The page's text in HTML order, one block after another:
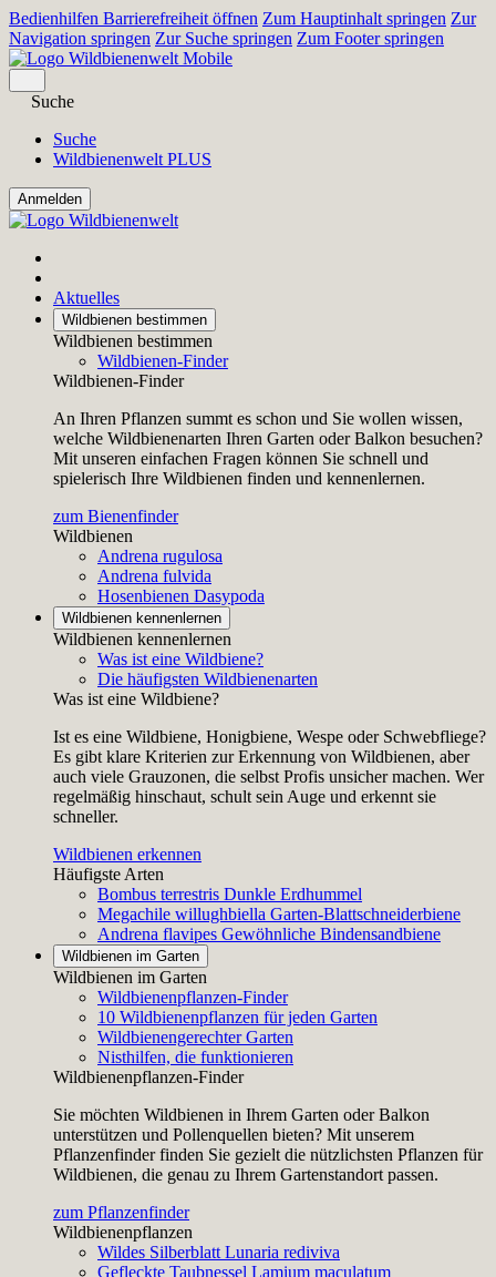
Bedienhilfen Barrierefreiheit öffnen Zum Hauptinhalt springen Zur
Navigation springen Zur Suche springen Zum Footer springen
Suche
Suche
Wildbienenwelt PLUS
Aktuelles
Wildbienen bestimmen
Wildbienen bestimmen
Wildbienen-Finder
Wildbienen-Finder
An Ihren Pflanzen summt es schon und Sie wollen wissen,
welche Wildbienenarten Ihren Garten oder Balkon besuchen?
Mit unseren einfachen Fragen können Sie schnell und
spielerisch Ihre Wildbienen finden und kennenlernen.
zum Bienenfinder
Wildbienen
Andrena rugulosa
Andrena fulvida
Hosenbienen Dasypoda
Wildbienen kennenlernen
Wildbienen kennenlernen
Was ist eine Wildbiene?
Die häufigsten Wildbienenarten
Was ist eine Wildbiene?
Ist es eine Wildbiene, Honigbiene, Wespe oder Schwebfliege?
Es gibt klare Kriterien zur Erkennung von Wildbienen, aber
auch viele Grauzonen, die selbst Profis unsicher machen. Wer
regelmäßig hinschaut, schult sein Auge und erkennt sie
schneller.
Wildbienen erkennen
Häufigste Arten
Bombus terrestris Dunkle Erdhummel
Megachile willughbiella Garten-Blattschneiderbiene
Andrena flavipes Gewöhnliche Bindensandbiene
Wildbienen im Garten
Wildbienen im Garten
Wildbienenpflanzen-Finder
10 Wildbienenpflanzen für jeden Garten
Wildbienengerechter Garten
Nisthilfen, die funktionieren
Wildbienenpflanzen-Finder
Sie möchten Wildbienen in Ihrem Garten oder Balkon
unterstützen und Pollenquellen bieten? Mit unserem
Pflanzenfinder finden Sie gezielt die nützlichsten Pflanzen für
Wildbienen, die genau zu Ihrem Gartenstandort passen.
zum Pflanzenfinder
Wildbienenpflanzen
Wildes Silberblatt Lunaria rediviva
Gefleckte Taubnessel Lamium maculatum